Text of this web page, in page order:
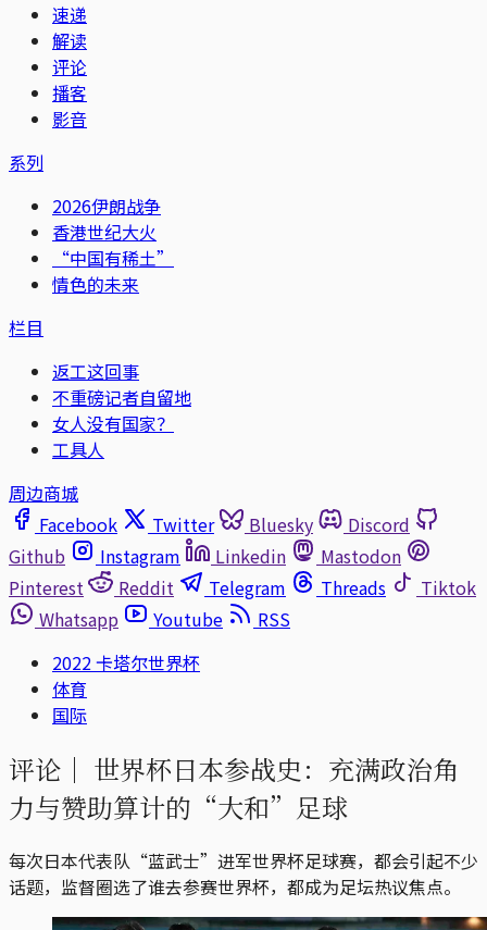
速递
解读
评论
播客
影音
系列
2026伊朗战争
香港世纪大火
“中国有稀土”
情色的未来
栏目
返工这回事
不重磅记者自留地
女人没有国家？
工具人
周边商城
Facebook
Twitter Bluesky
Discord
Github
Instagram Linkedin
Mastodon
Pinterest
Reddit Telegram Threads
Tiktok
Whatsapp
Youtube
RSS
2022 卡塔尔世界杯
体育
国际
评论｜ 世界杯日本参战史：充满政治角
力与赞助算计的“大和”足球
每次日本代表队“蓝武士”进军世界杯足球赛，都会引起不少
话题，监督圈选了谁去参赛世界杯，都成为足坛热议焦点。